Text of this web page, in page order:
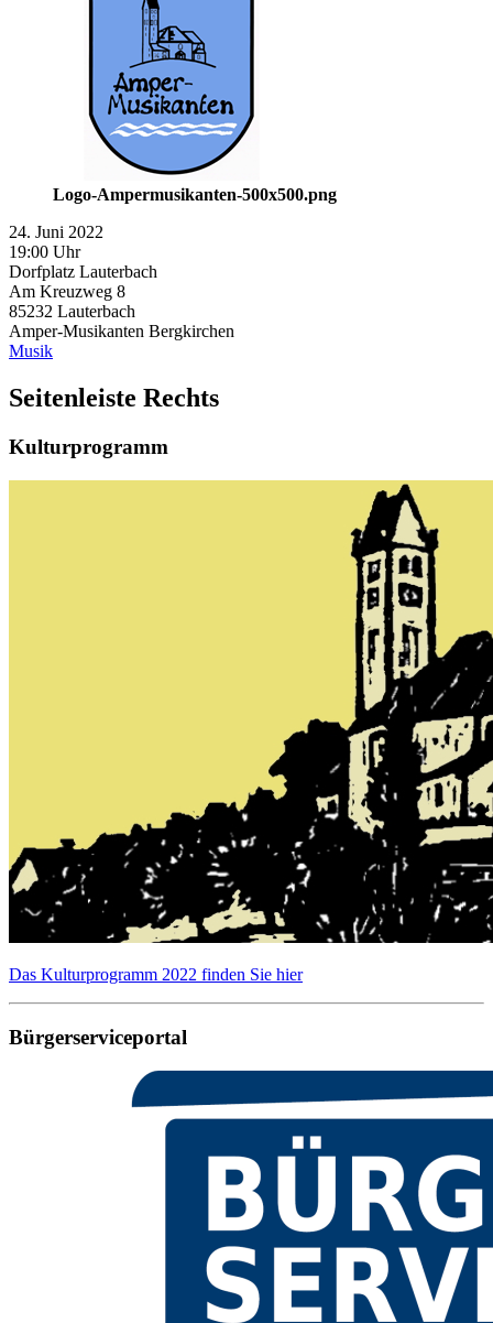
Logo-Ampermusikanten-500x500.png
24. Juni 2022
19:00 Uhr
Dorfplatz Lauterbach
Am Kreuzweg 8
85232 Lauterbach
Amper-Musikanten Bergkirchen
Musik
Seitenleiste Rechts
Kulturprogramm
Das Kulturprogramm 2022 finden Sie hier
Bürgerserviceportal